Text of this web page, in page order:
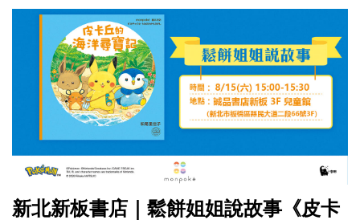
新北新板書店｜鬆餅姐姐說故事《皮卡